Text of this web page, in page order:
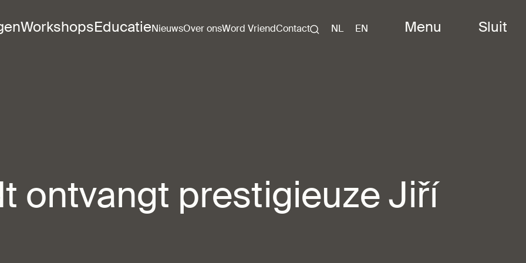
WorkshopsEducatieNieuwsOver onsWord VriendContact NL EN Menu Sluit
ontvangt prestigieuze Jiří